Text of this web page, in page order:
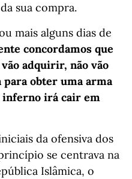
sua compra.
mais alguns dias de
concordamos que
adquirir, não vão
para obter uma arma
inferno irá cair em
da ofensiva dos
se centrava na
Islâmica, o